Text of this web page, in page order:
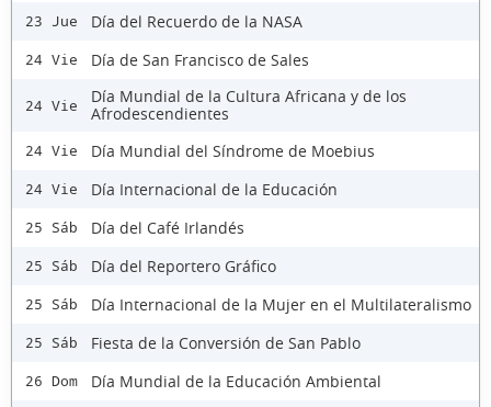
23 Jue Día del Recuerdo de la NASA
24 Vie Día de San Francisco de Sales
24 Vie
Día Mundial de la Cultura Africana y de los
Afrodescendientes
24 Vie Día Mundial del Síndrome de Moebius
24 Vie Día Internacional de la Educación
25 Sáb Día del Café Irlandés
25 Sáb Día del Reportero Gráfico
25 Sáb Día Internacional de la Mujer en el Multilateralismo
25 Sáb Fiesta de la Conversión de San Pablo
26 Dom Día Mundial de la Educación Ambiental